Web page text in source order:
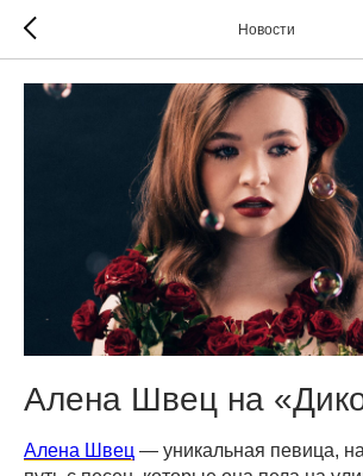
Новости
Алена Швец на
Алена Швец — уникальная певица,